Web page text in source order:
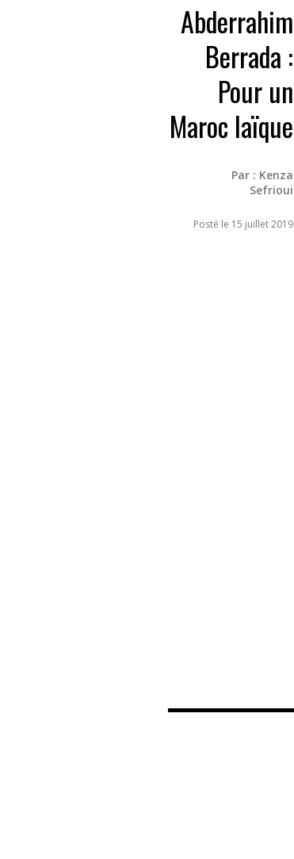
Abderrahim
Berrada :
Pour un
Maroc laïque
Par : Kenza
Sefrioui
Posté le 15 juillet 2019